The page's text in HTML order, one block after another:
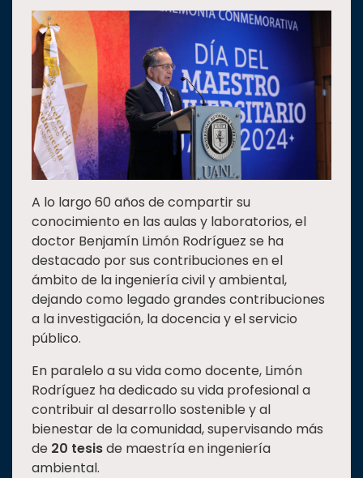
A lo largo 60 años de compartir su
conocimiento en las aulas y laboratorios, el
doctor Benjamín Limón Rodríguez se ha
destacado por sus contribuciones en el
ámbito de la ingeniería civil y ambiental,
dejando como legado grandes contribuciones
a la investigación, la docencia y el servicio
público.
En paralelo a su vida como docente, Limón
Rodríguez ha dedicado su vida profesional a
contribuir al desarrollo sostenible y al
bienestar de la comunidad, supervisando más
de 20 tesisde maestría en ingeniería
ambiental.